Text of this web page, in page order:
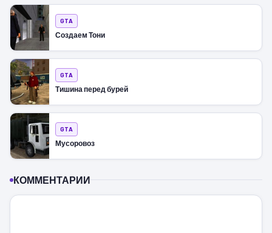
GTA
Создаем Тони
GTA
Тишина перед бурей
GTA
Мусоровоз
КОММЕНТАРИИ